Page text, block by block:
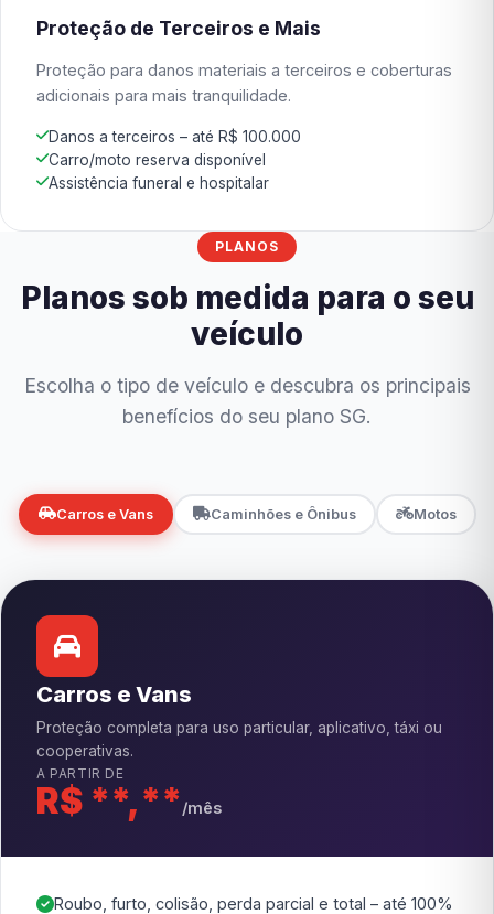
Proteção de Terceiros e Mais
Proteção para danos materiais a terceiros e coberturas
adicionais para mais tranquilidade.
Danos a terceiros – até R$ 100.000
Carro/moto reserva disponível
Assistência funeral e hospitalar
PLANOS
Planos sob medida para o seu
veículo
Escolha o tipo de veículo e descubra os principais
benefícios do seu plano SG.
Carros e Vans Caminhões e Ônibus Motos
Carros e Vans
Proteção completa para uso particular, aplicativo, táxi ou
cooperativas.
A PARTIR DE
R$ **,** /mês
Roubo, furto, colisão, perda parcial e total – até 100%